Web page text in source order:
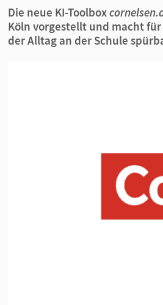
Die neue KI-Toolbox
Köln vorgestellt und macht
der Alltag an der Schule